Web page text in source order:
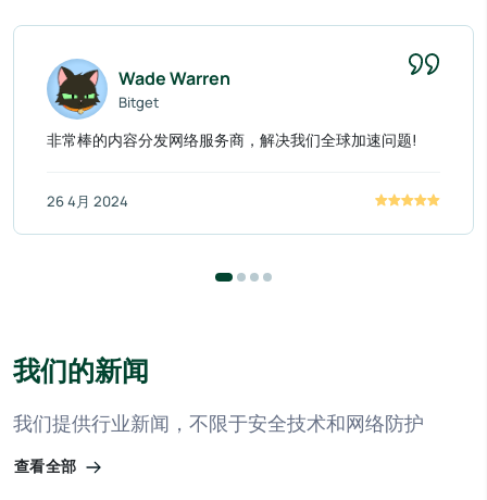
Wade Warren
Bitget
非常棒的内容分发网络服务商，解决我们全球加速问题!
26 4月 2024
我们的新闻
我们提供行业新闻，不限于安全技术和网络防护
查看全部